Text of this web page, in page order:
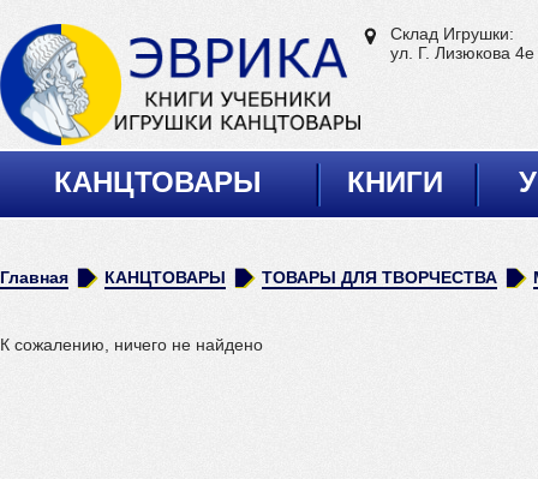
Склад Игрушки:
ул. Г. Лизюкова 4е
КАНЦТОВАРЫ КНИГИ
Главная КАНЦТОВАРЫ ТОВАРЫ ДЛЯ ТВОРЧЕСТВА
К сожалению, ничего не найдено